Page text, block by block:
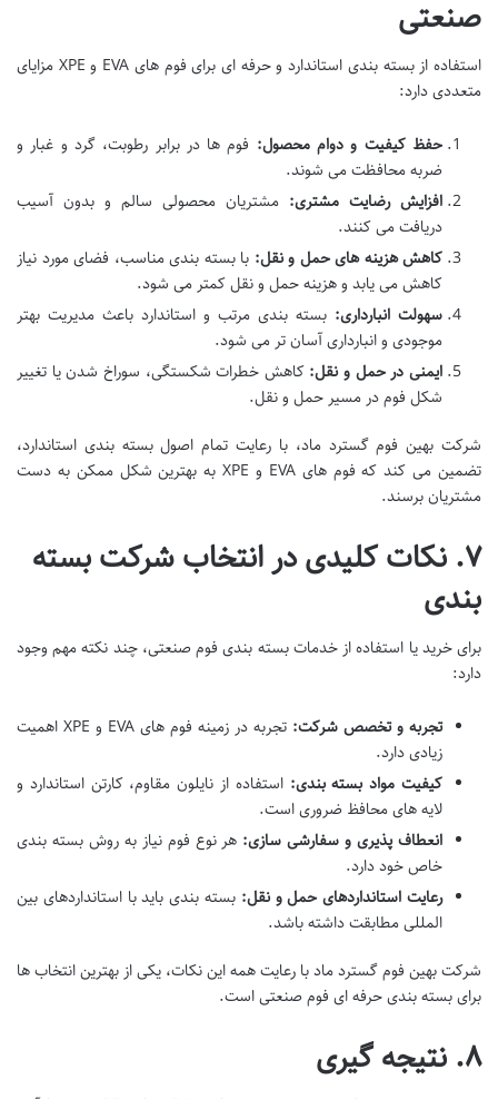
صنعتی
استفاده از بسته بندی استاندارد و حرفه ای برای فوم های EVA و XPE مزایای
متعددی دارد:
حفظ کیفیت و دوام محصول: فوم ها در برابر رطوبت، گرد و غبار و
ضربه محافظت می شوند.
افزایش رضایت مشتری: مشتریان محصولی سالم و بدون آسیب
دریافت می کنند.
کاهش هزینه های حمل و نقل: با بسته بندی مناسب، فضای مورد نیاز
کاهش می یابد و هزینه حمل و نقل کمتر می شود.
سهولت انبارداری: بسته بندی مرتب و استاندارد باعث مدیریت بهتر
موجودی و انبارداری آسان تر می شود.
ایمنی در حمل و نقل: کاهش خطرات شکستگی، سوراخ شدن یا تغییر
شکل فوم در مسیر حمل و نقل.
شرکت بهین فوم گسترد ماد، با رعایت تمام اصول بسته بندی استاندارد،
تضمین می کند که فوم های EVA و XPE به بهترین شکل ممکن به دست
مشتریان برسند.
۷. نکات کلیدی در انتخاب شرکت بسته
بندی
برای خرید یا استفاده از خدمات بسته بندی فوم صنعتی، چند نکته مهم وجود
دارد:
تجربه و تخصص شرکت:
تجربه در زمینه فوم های EVA و XPE اهمیت
زیادی دارد.
کیفیت مواد بسته بندی: استفاده از نایلون مقاوم، کارتن استاندارد و
لایه های محافظ ضروری است.
انعطاف پذیری و سفارشی سازی: هر نوع فوم نیاز به روش بسته بندی
خاص خود دارد.
رعایت استانداردهای حمل و نقل: بسته بندی باید با استانداردهای بین
المللی مطابقت داشته باشد.
شرکت بهین فوم گسترد ماد با رعایت همه این نکات، یکی از بهترین انتخاب ها
برای بسته بندی حرفه ای فوم صنعتی است.
۸. نتیجه گیری